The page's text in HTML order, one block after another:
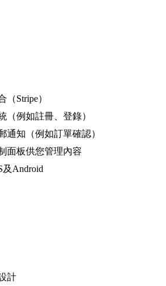
（Stripe）
（例如註冊、登錄）
通知（例如訂單確認）
面板供您管理內容
及Android
計